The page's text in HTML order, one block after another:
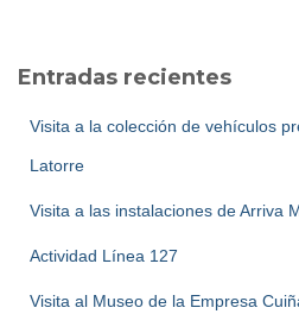
rEntradas recientes
Visita a la colección de vehículos
Latorre
Visita a las instalaciones de Arriva
Actividad Línea 127
Visita al Museo de la Empresa